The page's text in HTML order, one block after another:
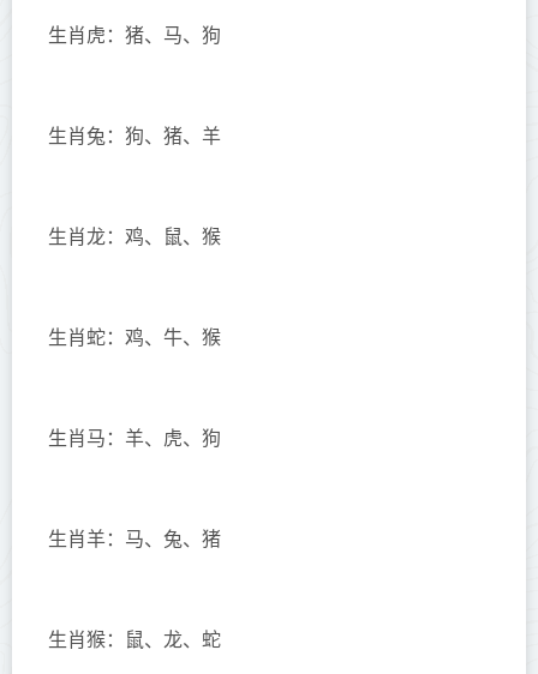
生肖虎：猪、马、狗
生肖兔：狗、猪、羊
生肖龙：鸡、鼠、猴
生肖蛇：鸡、牛、猴
生肖马：羊、虎、狗
生肖羊：马、兔、猪
生肖猴：鼠、龙、蛇